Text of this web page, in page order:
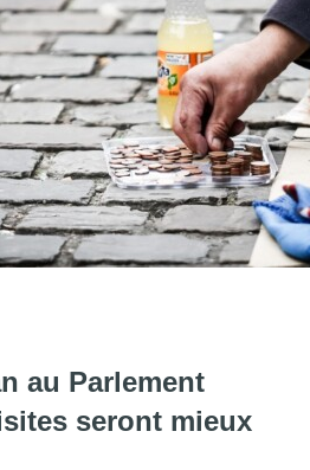
l'article "Le règlement anti-
au Parlement
seront mieux